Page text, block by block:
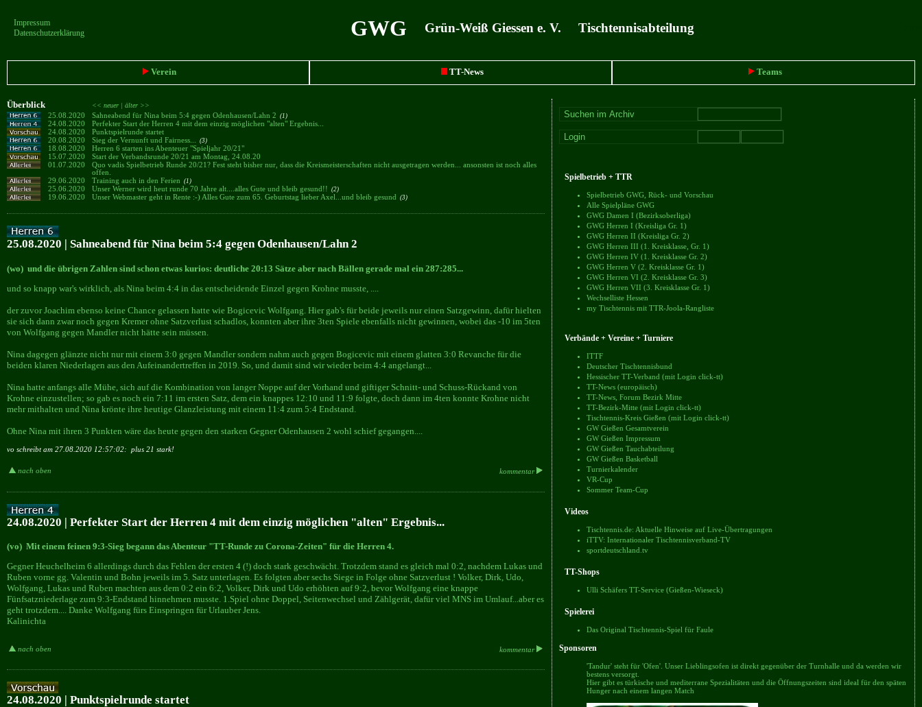
Impressum
Datenschutzerklärung
GWG Grün-Weiß Giessen e. V. Tischtennisabteilung
Verein TT-News Teams
Überblick << neuer | älter >>
25.08.2020
Sahneabend für Nina beim 5:4 gegen Odenhausen/Lahn 2 (1)
24.08.2020
Perfekter Start der Herren 4 mit dem einzig möglichen "alten" Ergebnis...
24.08.2020
Punktspielrunde startet
20.08.2020
Sieg der Vernunft und Fairness... (3)
18.08.2020
Herren 6 starten ins Abenteuer "Spieljahr 20/21"
15.07.2020
Start der Verbandsrunde 20/21 am Montag, 24.08.20
01.07.2020
Quo vadis Spielbetrieb Runde 20/21? Fest steht bisher nur, dass die Kreismeisterschaften nicht ausgetragen werden... ansonsten ist noch alles
offen.
29.06.2020
Training auch in den Ferien (1)
25.06.2020 Unser Werner wird heut runde 70 Jahre alt....alles Gute und bleib gesund!! (2)
19.06.2020 Unser Webmaster geht in Rente :-) Alles Gute zum 65. Geburtstag lieber Axel...und bleib gesund (3)
25.08.2020 | Sahneabend für Nina beim 5:4 gegen Odenhausen/Lahn 2
(wo) und die übrigen Zahlen sind schon etwas kurios: deutliche 20:13 Sätze aber nach Bällen gerade mal ein 287:285...
und so knapp war's wirklich, als Nina beim 4:4 in das entscheidende Einzel gegen Krohne musste, ....
der zuvor Joachim ebenso keine Chance gelassen hatte wie Bogicevic Wolfgang. Hier gab's für beide jeweils nur einen Satzgewinn, dafür hielten
sie sich dann zwar noch gegen Kremer ohne Satzverlust schadlos, konnten aber ihre 3ten Spiele ebenfalls nicht gewinnen, wobei das -10 im 5ten
von Wolfgang gegen Mandler nicht hätte sein müssen.
Nina dagegen glänzte nicht nur mit einem 3:0 gegen Mandler sondern nahm auch gegen Bogicevic mit einem glatten 3:0 Revanche für die
beiden klaren Niederlagen aus den Aufeinandertreffen in 2019. So, und damit sind wir wieder beim 4:4 angelangt...
Nina hatte anfangs alle Mühe, sich auf die Kombination von langer Noppe auf der Vorhand und giftiger Schnitt- und Schuss-Rückand von
Krohne einzustellen; so gab es noch ein 7:11 im ersten Satz, dem ein knappes 12:10 und 11:9 folgte, doch dann im 4ten konnte Krohne nicht
mehr mithalten und Nina krönte ihre heutige Glanzleistung mit einem 11:4 zum 5:4 Endstand.
Ohne Nina mit ihren 3 Punkten wäre das heute gegen den starken Gegner Odenhausen 2 wohl schief gegangen....
vo schreibt am 27.08.2020 12:57:02: plus 21 stark!
nach oben kommentar
24.08.2020 | Perfekter Start der Herren 4 mit dem einzig möglichen "alten" Ergebnis...
(vo) Mit einem feinen 9:3-Sieg begann das Abenteur "TT-Runde zu Corona-Zeiten" für die Herren 4.
Gegner Heuchelheim 6 allerdings durch das Fehlen der ersten 4 (!) doch stark geschwächt. Trotzdem stand es gleich mal 0:2, nachdem Lukas und
Ruben vorne gg. Valentin und Bohn jeweils im 5. Satz unterlagen. Es folgten aber sechs Siege in Folge ohne Satzverlust ! Volker, Dirk, Udo,
Wolfgang, Lukas und Ruben machten aus dem 0:2 ein 6:2, Volker, Dirk und Udo erhöhten auf 9:2, bevor Wolfgang eine knappe
Fünfsatzniederlage zum 9:3-Endstand hinnehmen musste. 1.Spiel ohne Doppel, Seitenwechsel und Zählgerät, dafür viel MNS im Umlauf...aber es
geht trotzdem.... Danke Wolfgang fürs Einspringen für Urlauber Jens.
Kalinichta
nach oben kommentar
24.08.2020 | Punktspielrunde startet
Spielbetrieb + TTR
Spielbetrieb GWG, Rück- und Vorschau
Alle Spielpläne GWG
GWG Damen I (Bezirksoberliga)
GWG Herren I (Kreisliga Gr. 1)
GWG Herren II (Kreisliga Gr. 2)
GWG Herren III (1. Kreisklasse, Gr. 1)
GWG Herren IV (1. Kreisklasse Gr. 2)
GWG Herren V (2. Kreisklasse Gr. 1)
GWG Herren VI (2. Kreisklasse Gr. 3)
GWG Herren VII (3. Kreisklasse Gr. 1)
Wechselliste Hessen
my Tischtennis mit TTR-Joola-Rangliste
Verbände + Vereine + Turniere
ITTF
Deutscher Tischtennisbund
Hessischer TT-Verband (mit Login click-tt)
TT-News (europäisch)
TT-News, Forum Bezirk Mitte
TT-Bezirk-Mitte (mit Login click-tt)
Tischtennis-Kreis Gießen (mit Login click-tt)
GW Gießen Gesamtverein
GW Gießen Impressum
GW Gießen Tauchabteilung
GW Gießen Basketball
Turnierkalender
VR-Cup
Sommer Team-Cup
Videos
Tischtennis.de: Aktuelle Hinweise auf Live-Übertragungen
iTTV: Internationaler Tischtennisverband-TV
sportdeutschland.tv
TT-Shops
Ulli Schäfers TT-Service (Gießen-Wieseck)
Spielerei
Das Original Tischtennis-Spiel für Faule
Sponsoren
'Tandur' steht für 'Ofen'. Unser Lieblingsofen ist direkt gegenüber der Turnhalle und da werden wir
bestens versorgt.
Hier gibt es türkische und mediterrane Spezialitäten und die Öffnungszeiten sind ideal für den späten
Hunger nach einem langen Match